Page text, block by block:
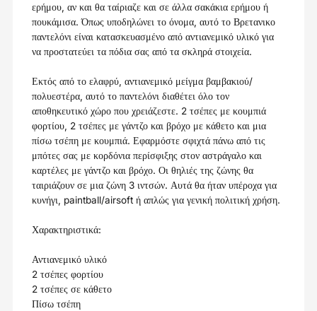
ερήμου, αν και θα ταίριαζε και σε άλλα σακάκια ερήμου ή
πουκάμισα. Όπως υποδηλώνει το όνομα, αυτό τοΒρετανικο
παντελόνι είναι κατασκευασμένο από αντιανεμικό υλικό για
να προστατεύει τα πόδια σας από τα σκληρά στοιχεία.
Εκτός από το ελαφρύ, αντιανεμικό μείγμα βαμβακιού/
πολυεστέρα, αυτό το παντελόνι διαθέτει όλο τον
αποθηκευτικό χώρο που χρειάζεστε. 2 τσέπες με κουμπιά
φορτίου, 2 τσέπες με γάντζο και βρόχο με κάθετο και μια
πίσω τσέπη με κουμπιά. Εφαρμόστε σφιχτά πάνω από τις
μπότες σας με κορδόνια περίσφιξης στον αστράγαλο και
καρτέλες με γάντζο και βρόχο. Οι θηλιές της ζώνης θα
ταιριάζουν σε μια ζώνη 3 ιντσών. Αυτά θα ήταν υπέροχα για
κυνήγι, paintball/airsoft ή απλώς για γενική πολιτική χρήση.
Χαρακτηριστικά:
Αντιανεμικό υλικό
2 τσέπες φορτίου
2 τσέπες σε κάθετο
Πίσω τσέπη